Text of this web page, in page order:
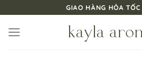
nội
GIAO HÀNG HỎA TỐC